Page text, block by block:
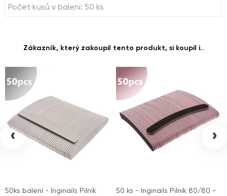
Počet kusů v balení: 50 ks
Zákazník, který zakoupil tento produkt, si koupil i..
50ks balení - Inginails Pilník
50 ks - Inginails Pilník 80/80 -
‹ ›